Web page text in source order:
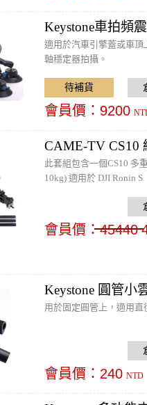
Keystone車拍頻
適用於汽車引擎蓋或車
軸穩定器拍攝。
會員價： 9200
CAME-TV CS10
此套組包含一個CS10 多
10kg) 適用於 DJI Ronin S
會員價：45440
Keystone 圓管小
用於固定圓管上，適用直
會員價： 240 NTD